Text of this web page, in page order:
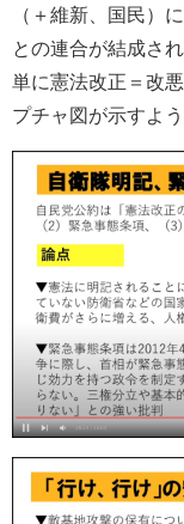
（＋維新、国民）
との連合が結成さ
単に憲法改正＝改
プチャ図が示すよ